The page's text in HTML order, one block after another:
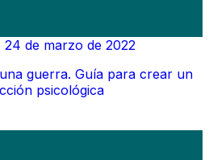
24 de marzo de 2022
guerra. Guía para crear un
psicológica